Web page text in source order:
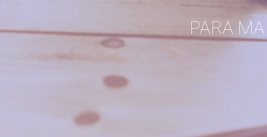
PARA